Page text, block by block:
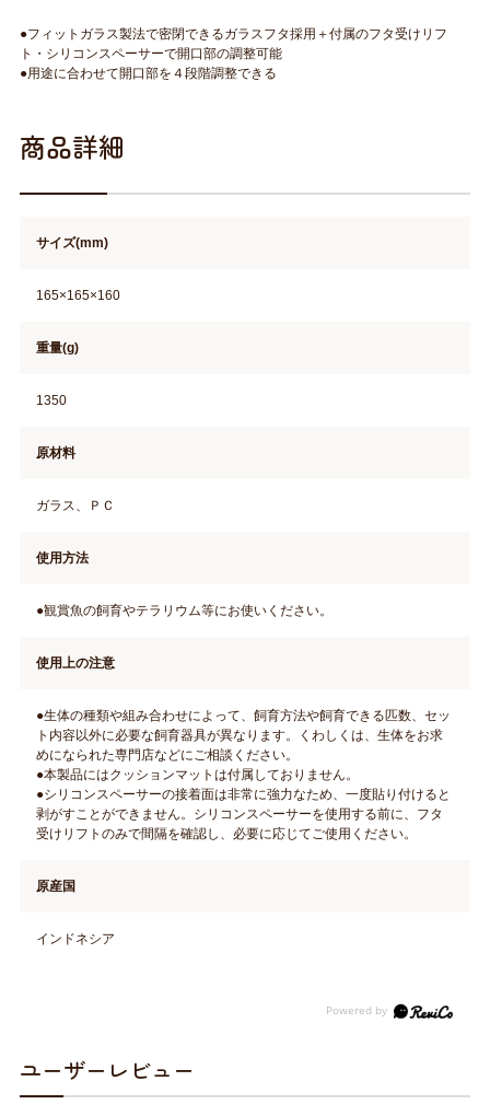
●フィットガラス製法で密閉できるガラスフタ採用＋付属のフタ受けリフ
ト・シリコンスペーサーで開口部の調整可能
●用途に合わせて開口部を４段階調整できる
商品詳細
サイズ(mm)
165×165×160
重量(g)
1350
原材料
ガラス、ＰＣ
使用方法
●観賞魚の飼育やテラリウム等にお使いください。
使用上の注意
●生体の種類や組み合わせによって、飼育方法や飼育できる匹数、セッ
ト内容以外に必要な飼育器具が異なります。くわしくは、生体をお求
めになられた専門店などにご相談ください。
●本製品にはクッションマットは付属しておりません。
●シリコンスペーサーの接着面は非常に強力なため、一度貼り付けると
剥がすことができません。シリコンスペーサーを使用する前に、フタ
受けリフトのみで間隔を確認し、必要に応じてご使用ください。
原産国
インドネシア
ユーザーレビュー